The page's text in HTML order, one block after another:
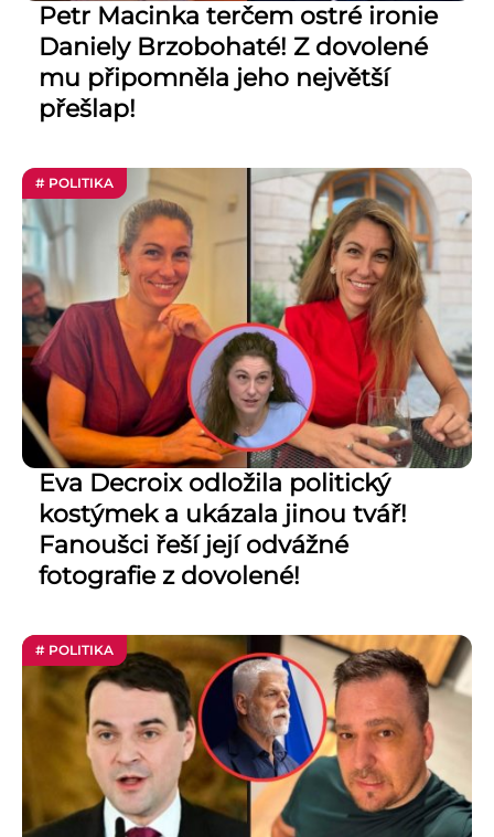
Petr Macinka terčem ostré ironie
Daniely Brzobohaté! Z dovolené
mu připomněla jeho největší
přešlap!
# POLITIKA
Eva Decroix odložila politický
kostýmek a ukázala jinou tvář!
Fanoušci řeší její odvážné
fotografie z dovolené!
# POLITIKA